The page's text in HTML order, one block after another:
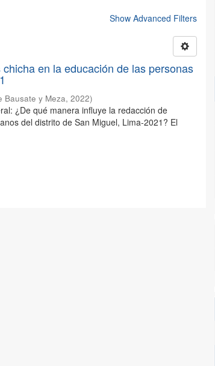
Show Advanced Filters
en la educación de las personas
Bausate y Meza,2022)
¿De qué manera influye la redacción de
del distrito de San Miguel, Lima-2021? El